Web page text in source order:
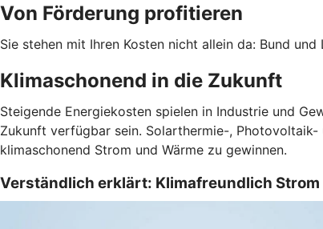
Von Förderung profitieren
Sie stehen mit Ihren Kosten nicht allein da: Bund
Klimaschonend in die Zukunft
Steigende Energiekosten spielen in Industrie und
Zukunft verfügbar sein. Solarthermie-,
klimaschonend Strom und Wärme zu gewinnen.
Verständlich erklärt: Klimafreundlich Strom